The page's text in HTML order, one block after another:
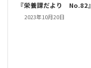
『栄養課だより No.82』
2023年10月20日